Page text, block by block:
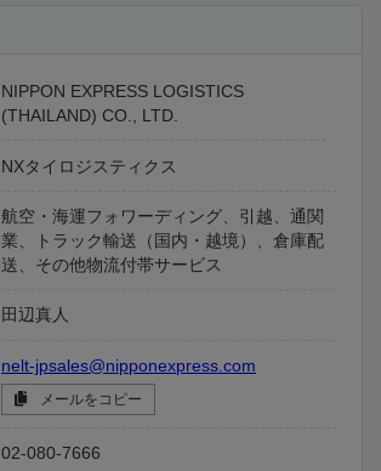
NIPPON EXPRESS LOGISTICS
(THAILAND) CO., LTD.
NXタイロジスティクス
航空・海運フォワーディング、引越、通関
業、トラック輸送（国内・越境）、倉庫配
送、その他物流付帯サービス
田辺真人
nelt-jpsales@nipponexpress.com
メールをコピー
02-080-7666